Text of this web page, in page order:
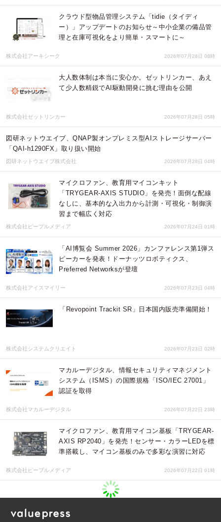
クラウド型物品管理システム「tidie（タイディ
ー）」アップデートのお知らせ～中小企業の備品管
理と在庫可視化をより簡単・スマートに～
株式会社アーキシーク 2026年07月28日 08時
大人数体制は本当に安心か。ゼットリンカー、あえ
て少人数精鋭でAI駆動開発に挑む理由を公開
株式会社ゼットリンカー 2026年07月28日 05時
図研ネットウエイブ、QNAP製オンプレミス型AIストレージサーバー
「QAI-h1290FX」取り扱い開始
図研ネットウエイブ株式会社 2026年07月28日 04時
マイクロファン、教育用マイコンキット
「TRYGEAR-AXIS STUDIO」を発売！面倒な配線
なしに、基本的な入出力から計測・可視化・制御演
習まで幅広く対応
株式会社ピープルメディア 2026年07月24日 01時
「AI博覧会 Summer 2026」カンファレンス第1弾ス
ピーカーを発表！ドーナッツロボティクス、
Preferred Networksが登壇
株式会社アイスマイリー 2026年07月23日 04時
「Revopoint Trackit SR」日本国内販売準備開始！
株式会社システムクリエイト 2026年07月23日 02時
マカルーデジタル、情報セキュリティマネジメント
システム（ISMS）の国際規格「ISO/IEC 27001」
認証を取得
株式会社マカルーデジタル 2026年07月22日 23時
マイクロファン、教育用マイコン基板「TRYGEAR-
AXIS RP2040」を発売！センサー・カラーLEDを標
準搭載し、マイコン基板のみで多彩な演習に対応
株式会社ピープルメディア 2026年07月22日 01時